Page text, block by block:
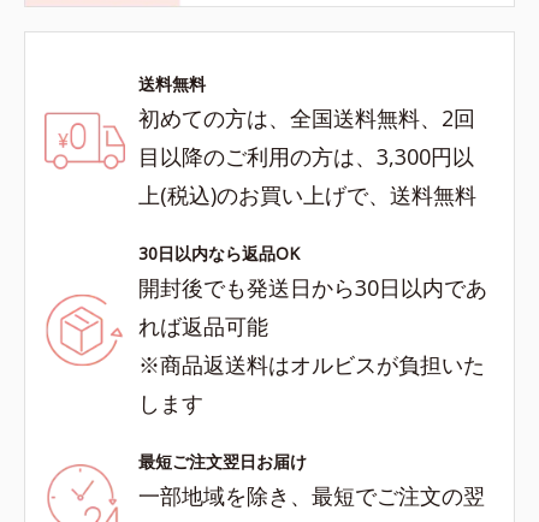
送料無料
初めての方は、全国送料無料、2回
目以降のご利用の方は、3,300円以
上(税込)のお買い上げで、送料無料
30日以内なら返品OK
開封後でも発送日から30日以内であ
れば返品可能
※商品返送料はオルビスが負担いた
します
最短ご注文翌日お届け
一部地域を除き、最短でご注文の翌